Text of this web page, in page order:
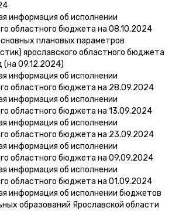
информация об исполнении
областного бюджета на 08.10.2024
плановых параметров
ярославского областного бюджета
(на 09.12.2024)
информация об исполнении
областного бюджета на 28.09.2024
информация об исполнении
областного бюджета на 13.09.2024
информация об исполнении
областного бюджета на 23.09.2024
информация об исполнении
областного бюджета на 09.09.2024
информация об исполнении
областного бюджета на 01.09.2024
информация об исполнении бюджетов
образований Ярославской области